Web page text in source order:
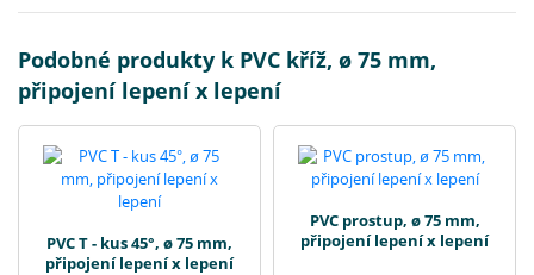
Podobné produkty k PVC kříž, ø 75 mm,
připojení lepení x lepení
PVC T - kus 45°, ø 75 mm,
připojení lepení x lepení
PVC prostup, ø 75 mm,
připojení lepení x lepení